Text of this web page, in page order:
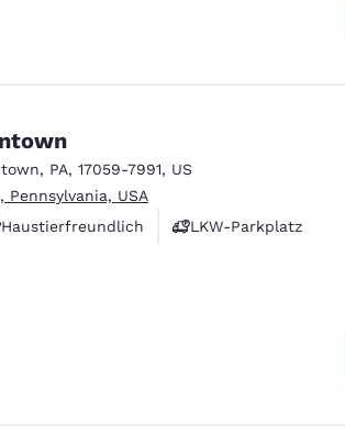
, PA, 17059-7991, US
Pennsylvania, USA
Haustierfreundlich
LKW-Parkplatz
606 Bewertungen